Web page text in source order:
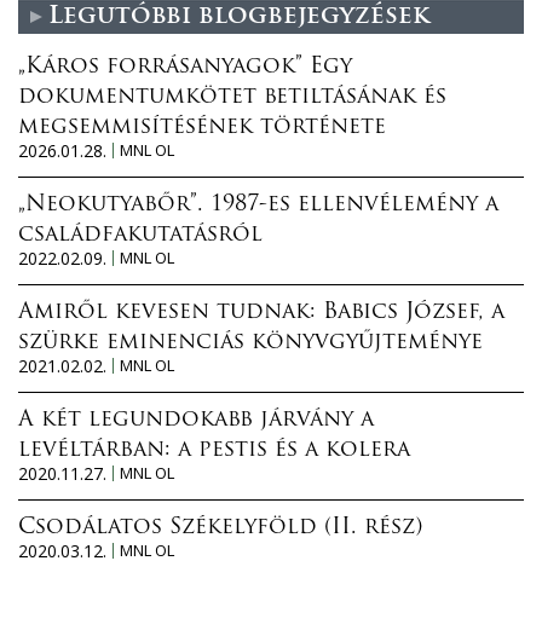
Legutóbbi blogbejegyzések
„Káros forrásanyagok” Egy
dokumentumkötet betiltásának és
megsemmisítésének története
2026.01.28.
MNL OL
„Neokutyabőr”. 1987-es ellenvélemény a
családfakutatásról
2022.02.09.
MNL OL
Amiről kevesen tudnak: Babics József, a
szürke eminenciás könyvgyűjteménye
2021.02.02.
MNL OL
A két legundokabb járvány a
levéltárban: a pestis és a kolera
2020.11.27.
MNL OL
Csodálatos Székelyföld (II. rész)
2020.03.12.
MNL OL